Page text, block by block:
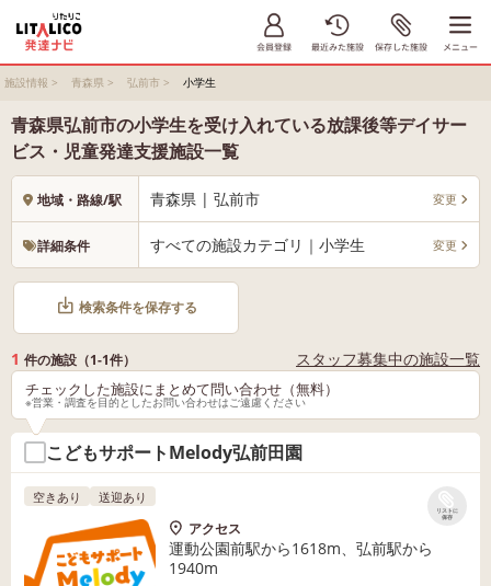
施設情報 > 青森県 > 弘前市 > 小学生
青森県弘前市の小学生を受け入れている放課後等デイサー
ビス・児童発達支援施設一覧
地域・路線/駅 青森県 | 弘前市 変更
詳細条件 すべての施設カテゴリ｜小学生 変更
検索条件を保存する
1 件の施設（1-1件） スタッフ募集中の施設一覧
チェックした施設にまとめて問い合わせ（無料）
※営業・調査を目的としたお問い合わせはご遠慮ください
こどもサポートMelody弘前田園
リストに
保存
空きあり 送迎あり
アクセス
運動公園前駅から1618m、弘前駅から
1940m